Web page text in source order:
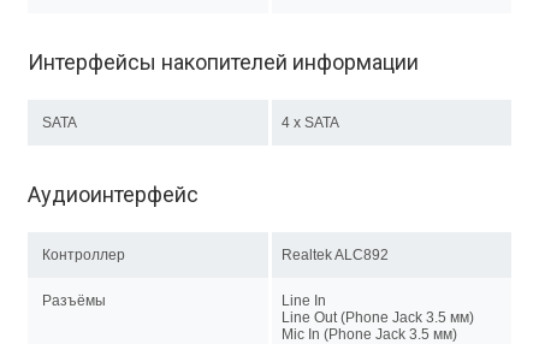
Интерфейсы накопителей информации
SATA 4 x SATA
Аудиоинтерфейс
Контроллер Realtek ALC892
Разъёмы
Line In
Line Out (Phone Jack 3.5 мм)
Mic In (Phone Jack 3.5 мм)